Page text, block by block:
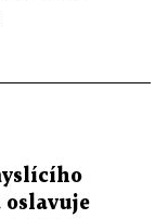
oslavuje